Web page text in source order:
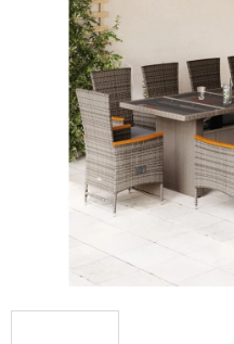
hviezdičiek.